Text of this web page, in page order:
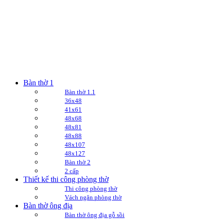
Bàn thờ 1
Bàn thờ 1.1
36x48
41x61
48x68
48x81
48x88
48x107
48x127
Bàn thờ 2
2 cấp
Thiết kế thi công phòng thờ
Thi công phòng thờ
Vách ngăn phòng thờ
Bàn thờ ông địa
Bàn thờ ông địa gỗ sồi